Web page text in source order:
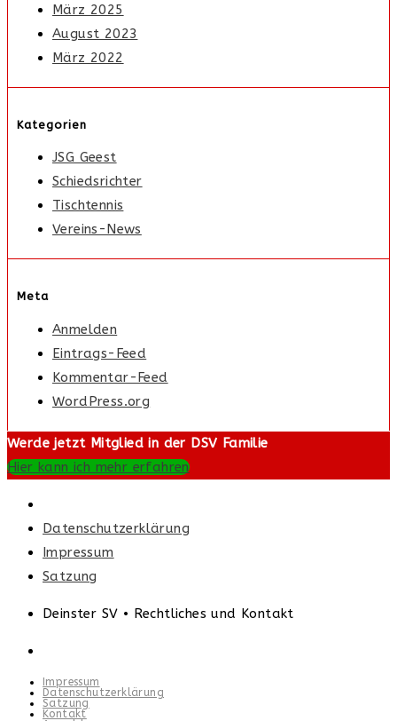
März 2025
August 2023
März 2022
Kategorien
JSG Geest
Schiedsrichter
Tischtennis
Vereins-News
Meta
Anmelden
Eintrags-Feed
Kommentar-Feed
WordPress.org
Werde jetzt Mitglied in der DSV Familie
Hier kann ich mehr erfahren
Datenschutzerklärung
Impressum
Satzung
Deinster SV • Rechtliches und Kontakt
Impressum
Datenschutzerklärung
Satzung
Kontakt